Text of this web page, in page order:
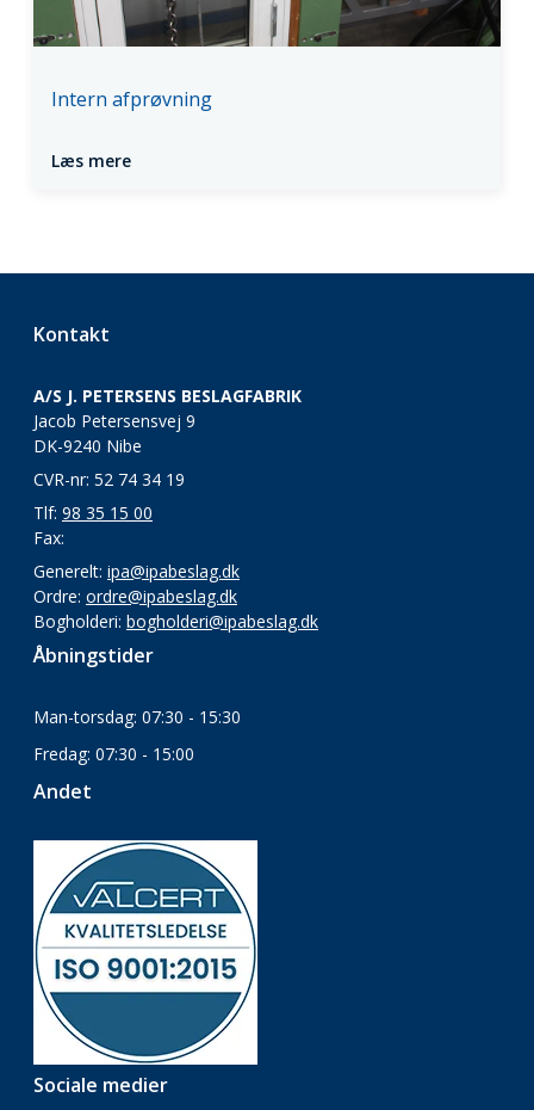
Intern afprøvning
Læs mere
Kontakt
A/S J. PETERSENS BESLAGFABRIK
Jacob Petersensvej 9
DK-9240 Nibe
CVR-nr: 52 74 34 19
Tlf: 98 35 15 00
Fax:
Generelt: ipa@ipabeslag.dk
Ordre: ordre@ipabeslag.dk
Bogholderi: bogholderi@ipabeslag.dk
Åbningstider
Man-torsdag: 07:30 - 15:30
Fredag: 07:30 - 15:00
Andet
Sociale medier